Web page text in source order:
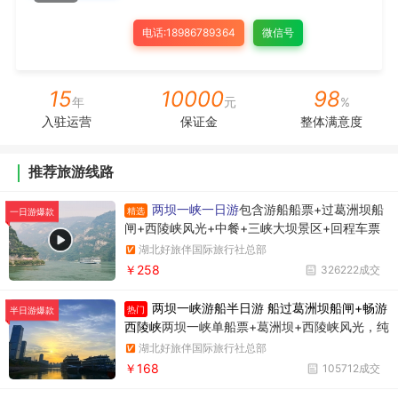
电话:18986789364 微信号
15年
入驻运营
10000元
保证金
98%
整体满意度
推荐旅游线路
一日游爆款 精选 两坝一峡一日游包含游船船票+过葛洲坝船
闸+西陵峡风光+中餐+三峡大坝景区+回程车票
湖北好旅伴国际旅行社总部
326222成交
￥258
半日游爆款 热门
两坝一峡游船半日游 船过葛洲坝船闸+畅游
西陵峡两坝一峡单船票+葛洲坝+西陵峡风光，纯
玩无购物，时间短内容丰富
湖北好旅伴国际旅行社总部
105712成交
￥168